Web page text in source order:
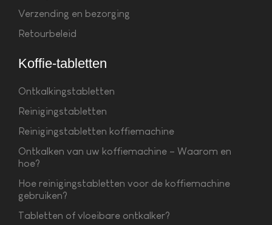
Verzending en bezorging
Retourbeleid
Koffie-tabletten
Ontkalkingstabletten
Reinigingstabletten
Reinigingstabletten koffiemachine
Ontkalken van uw koffiemachine – Waarom en
hoe?
Hoe reinigingstabletten voor de koffiemachine
gebruiken?
Tabletten of vloeibare ontkalker?